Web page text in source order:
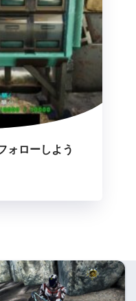
ォローしよう